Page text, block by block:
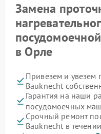
Замена
в Орле
Привезем и
Bauknecht
Гарантия на наши
посудомоечных
Срочный ремонт
Bauknecht в